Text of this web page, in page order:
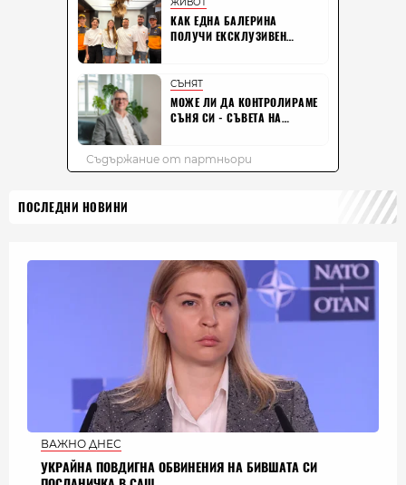
ПОСЛЕДНИ НОВИНИ
ВАЖНО ДНЕС
УКРАЙНА ПОВДИГНА ОБВИНЕНИЯ НА БИВШАТА СИ